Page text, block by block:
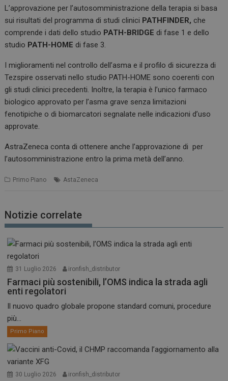
L’approvazione per l’autosomministrazione della terapia si basa
sui risultati del programma di studi clinici PATHFINDER, che
comprende i dati dello studio PATH-BRIDGE di fase 1 e dello
studio PATH-HOME di fase 3.
I miglioramenti nel controllo dell’asma e il profilo di sicurezza di
Tezspire osservati nello studio PATH-HOME sono coerenti con
gli studi clinici precedenti. Inoltre, la terapia è l’unico farmaco
biologico approvato per l’asma grave senza limitazioni
fenotipiche o di biomarcatori segnalate nelle indicazioni d’uso
approvate.
AstraZeneca conta di ottenere anche l’approvazione di per
l’autosomministrazione entro la prima metà dell’anno.
Primo Piano AstaZeneca
Notizie correlate
31 Luglio 2026 ironfish_distributor
Farmaci più sostenibili, l’OMS indica la strada agli
enti regolatori
Il nuovo quadro globale propone standard comuni, procedure
più...
Primo Piano
30 Luglio 2026 ironfish_distributor